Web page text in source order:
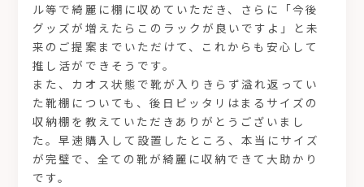
ル等で綺麗に棚に収めていただき、さらに「今後
グッズが増えたらこのラックが良いですよ」と未
来のご提案までいただけて、これからも安心して
推し活ができそうです。
また、カオス状態で靴が入りきらず溢れ返ってい
た靴棚についても、後日ピッタリはまるサイズの
収納棚を教えていただきありがとうございまし
た。早速購入して設置したところ、本当にサイズ
が完璧で、全ての靴が綺麗に収納できて大助かり
です。